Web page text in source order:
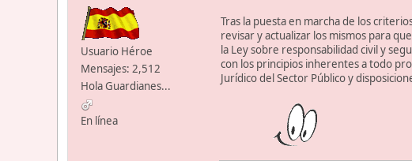
Usuario Héroe
Mensajes: 2,512
Hola Guardianes...
En línea
Tras la puesta en marcha de los
revisar y actualizar los mismos para
la Ley sobre responsabilidad civil y
con los principios inherentes a todo
Jurídico del Sector Público y